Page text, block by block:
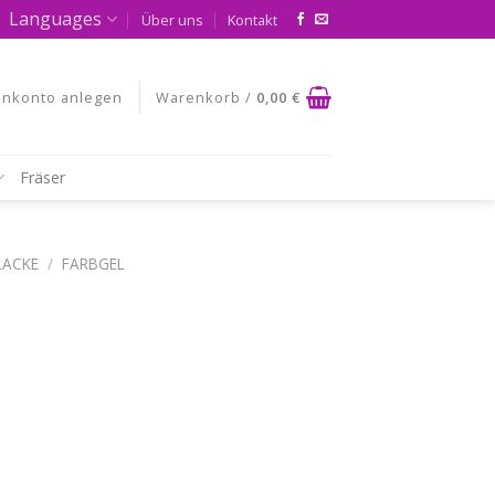
Languages Über uns Kontakt
anlegen Warenkorb / 0,00 €
Fräser
/ FARBGEL